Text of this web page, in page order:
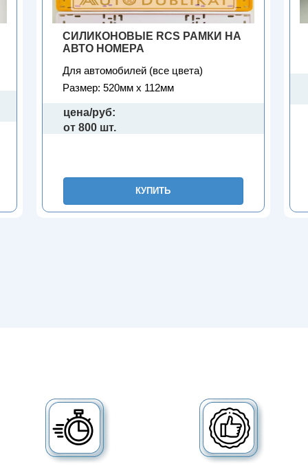
СИЛИКОНОВЫЕ RCS РАМКИ НА
АВТО НОМЕРА
Для автомобилей (все цвета)
Размер: 520мм х 112мм
цена/руб:
от 800 шт.
КУПИТЬ